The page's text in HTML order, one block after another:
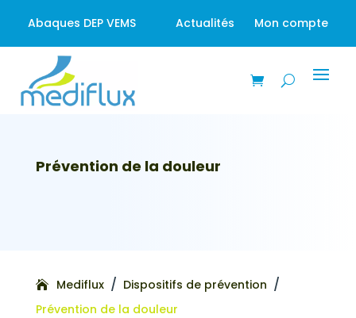
Abaques DEP VEMS Actualités Mon compte
Prévention de la douleur
Mediflux / Dispositifs de prévention /
Prévention de la douleur